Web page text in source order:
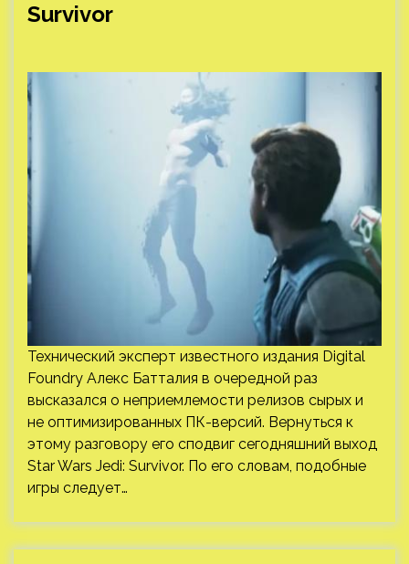
Survivor
Технический эксперт известного издания Digital
Foundry Алекс Батталия в очередной раз
высказался о неприемлемости релизов сырых и
не оптимизированных ПК-версий. Вернуться к
этому разговору его сподвиг сегодняшний выход
Star Wars Jedi: Survivor. По его словам, подобные
игры следует…